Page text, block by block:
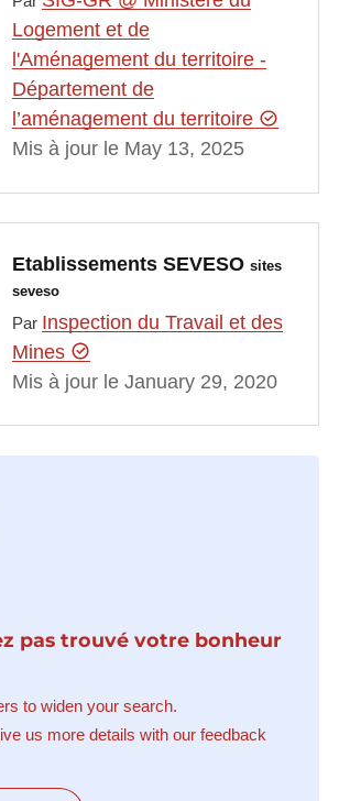
Logement et de
l'Aménagement du territoire -
Département de
l’aménagement du territoire
Mis à jour le May 13, 2025
Etablissements SEVESO sites
seveso
Par Inspection du Travail et des
Mines
Mis à jour le January 29, 2020
pas trouvé votre bonheur
to widen your search.
us more details with our feedback